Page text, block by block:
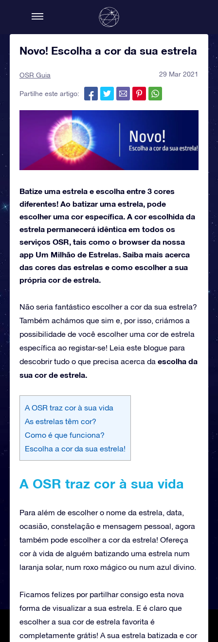
Novo! Escolha a cor da sua estrela
OSR Guia 29 Mar 2021
Partilhe este artigo:
Batize uma estrela e escolha entre 3 cores
diferentes! Ao batizar uma estrela, pode
escolher uma cor específica. A cor escolhida da
estrela permanecerá idêntica em todos os
serviços OSR, tais como o browser da nossa
app Um Milhão de Estrelas. Saiba mais acerca
das cores das estrelas e como escolher a sua
própria cor de estrela.
Não seria fantástico escolher a cor da sua estrela?
Também achámos que sim e, por isso, criámos a
possibilidade de você escolher uma cor de estrela
específica ao registar-se! Leia este blogue para
descobrir tudo o que precisa acerca da escolha da
sua cor de estrela.
A OSR traz cor à sua vida
As estrelas têm cor?
Como é que funciona?
Escolha a cor da sua estrela!
A OSR traz cor à sua vida
Para além de escolher o nome da estrela, data,
ocasião, constelação e mensagem pessoal, agora
também pode escolher a cor da estrela! Ofereça
cor à vida de alguém batizando uma estrela num
laranja solar, num roxo mágico ou num azul divino.
Ficamos felizes por partilhar consigo esta nova
forma de visualizar a sua estrela. E é claro que
escolher a sua cor de estrela favorita é
completamente grátis! A sua estrela batizada e cor